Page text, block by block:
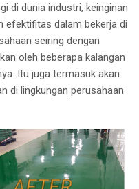
di dunia industri, keinginan
efektifitas dalam bekerja di
seiring dengan
oleh beberapa kalangan
Itu juga termasuk akan
di lingkungan perusahaan